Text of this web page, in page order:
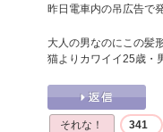
昨日電車内の吊広告で
大人の男なのにこの髪
猫よりカワイイ25歳・
それな！ 341